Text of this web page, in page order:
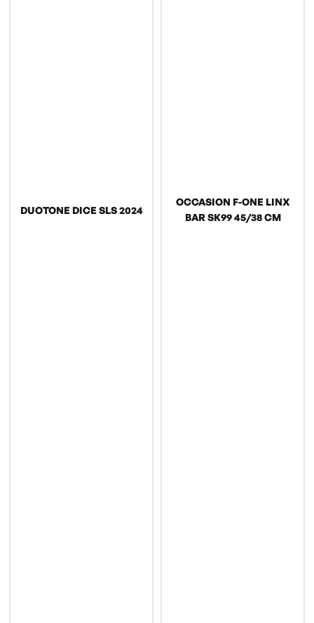
DUOTONE DICE SLS 2024
OCCASION F-ONE LINX
BAR SK99 45/38 CM